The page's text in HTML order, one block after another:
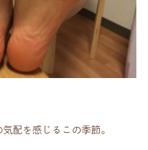
配を感じるこの季節。